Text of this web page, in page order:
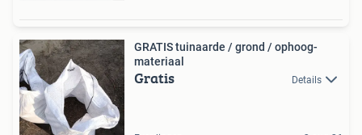
GRATIS tuinaarde / grond / ophoog-
materiaal
Gratis Details